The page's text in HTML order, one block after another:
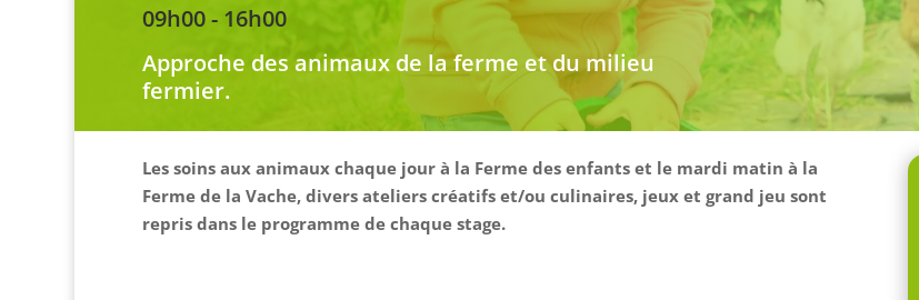
09h00 - 16h00
Approche des animaux de la ferme et du milieu
fermier.
Les soins aux animaux chaque jour à la Ferme des enfants et le mardi matin à la
Ferme de la Vache, divers ateliers créatifs et/ou culinaires, jeux et grand jeu sont
repris dans le programme de chaque stage.